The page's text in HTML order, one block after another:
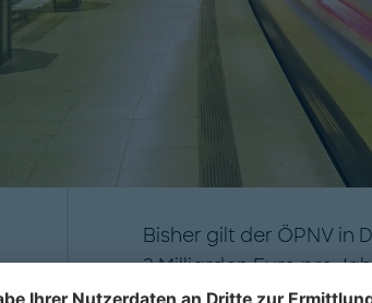
Bisher gilt der ÖPNV in
3 Milliarden Euro pro
die im Durchschnitt nur